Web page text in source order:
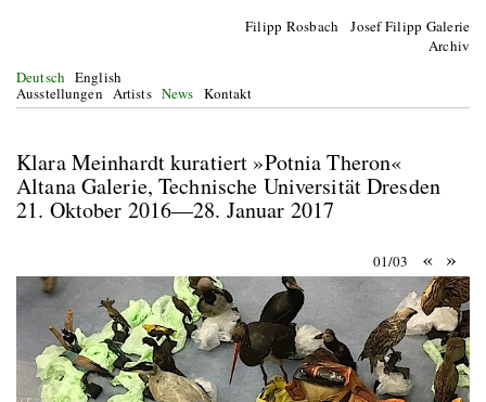
Filipp Rosbach Josef Filipp Galerie
Archiv
Deutsch English
Ausstellungen Artists News Kontakt
Klara Meinhardt kuratiert »Potnia Theron«
Altana Galerie, Technische Universität Dresden
21. Oktober 2016—28. Januar 2017
01/03 « »